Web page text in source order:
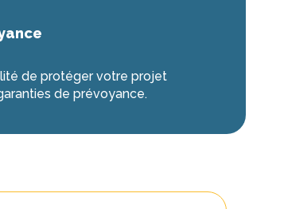
de protéger votre projet
de prévoyance.